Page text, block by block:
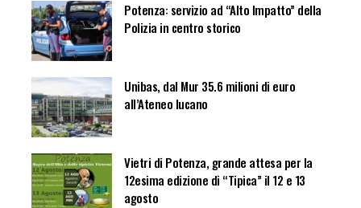
Potenza: servizio ad “Alto Impatto” della
Polizia in centro storico
Unibas, dal Mur 35.6 milioni di euro
all’Ateneo lucano
Vietri di Potenza, grande attesa per la
12esima edizione di “Tipica” il 12 e 13
agosto